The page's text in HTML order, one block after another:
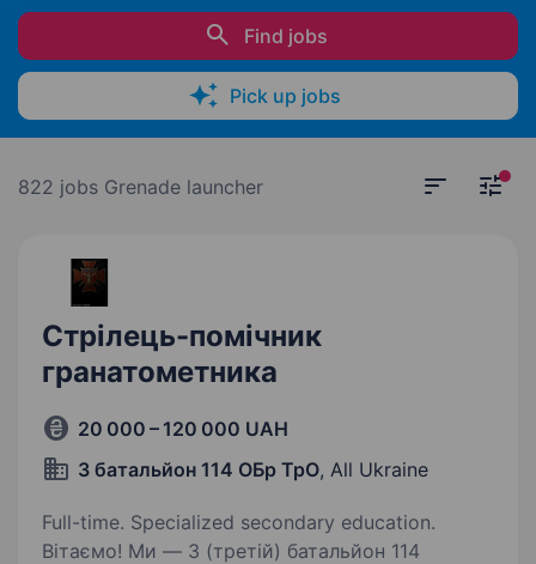
Find jobs
Pick up jobs
822 jobs Grenade launcher
Стрілець-помічник
гранатометника
20 000 – 120 000 UAH
3 батальйон 114 ОБр ТрО, All Ukraine
Full-time. Specialized secondary education.
Вітаємо! Ми — 3 (третій) батальйон 114